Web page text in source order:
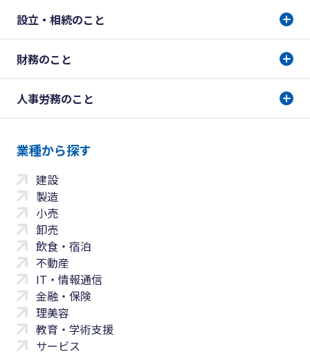
設立・相続のこと
財務のこと
人事労務のこと
業種から探す
建設
製造
小売
卸売
飲食・宿泊
不動産
IT・情報通信
金融・保険
理美容
教育・学術支援
サービス